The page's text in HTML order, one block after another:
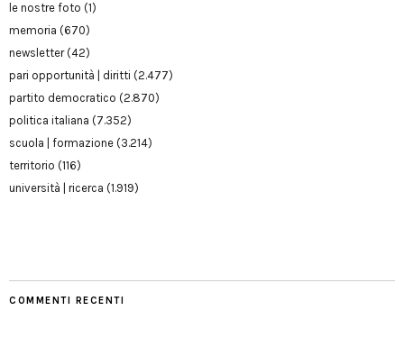
le nostre foto (1)
memoria (670)
newsletter(42)
pari opportunità | diritti (2.477)
partito democratico (2.870)
politica italiana (7.352)
scuola | formazione (3.214)
territorio (116)
università | ricerca (1.919)
COMMENTI RECENTI